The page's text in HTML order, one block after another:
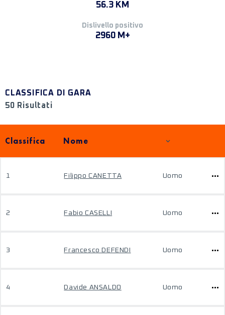
56.3 KM
Dislivello positivo
2960 M+
CLASSIFICA DI GARA
50 Risultati
Classifica Nome
1 Filippo CANETTA Uomo
2 Fabio CASELLI Uomo
3 Francesco DEFENDI Uomo
4 Davide ANSALDO Uomo